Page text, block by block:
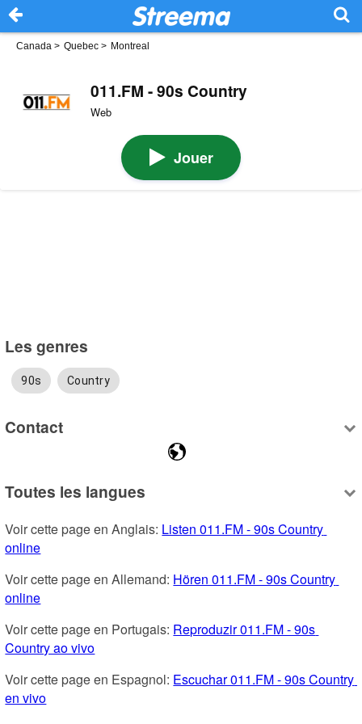
Canada > Quebec > Montreal
011.FM - 90s Country
Web
Jouer
Les genres
90s Country
Contact
Toutes les langues
Voir cette page en Anglais: Listen 011.FM - 90s Country
online
Voir cette page en Allemand: Hören 011.FM - 90s Country
online
Voir cette page en Portugais: Reproduzir 011.FM - 90s
Country ao vivo
Voir cette page en Espagnol: Escuchar 011.FM - 90s Country
en vivo